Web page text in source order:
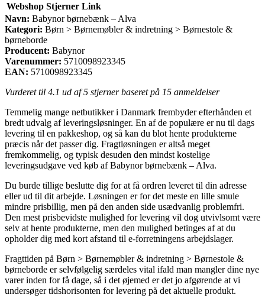
Webshop Stjerner Link
Navn: Babynor børnebænk – Alva
Kategori: Børn > Børnemøbler & indretning > Børnestole &
børneborde
Producent: Babynor
Varenummer: 5710098923345
EAN: 5710098923345
Vurderet til 4.1 ud af 5 stjerner baseret på 15 anmeldelser
Temmelig mange netbutikker i Danmark frembyder efterhånden et
bredt udvalg af leveringsløsninger. En af de populære er nu til dags
levering til en pakkeshop, og så kan du blot hente produkterne
præcis når det passer dig. Fragtløsningen er altså meget
fremkommelig, og typisk desuden den mindst kostelige
leveringsudgave ved køb af Babynor børnebænk – Alva.
Du burde tillige beslutte dig for at få ordren leveret til din adresse
eller ud til dit arbejde. Løsningen er for det meste en lille smule
mindre prisbillig, men på den anden side usædvanlig problemfri.
Den mest prisbevidste mulighed for levering vil dog utvivlsomt være
selv at hente produkterne, men den mulighed betinges af at du
opholder dig med kort afstand til e-forretningens arbejdslager.
Fragttiden på Børn > Børnemøbler & indretning > Børnestole &
børneborde er selvfølgelig særdeles vital ifald man mangler dine nye
varer inden for få dage, så i det øjemed er det jo afgørende at vi
undersøger tidshorisonten for levering på det aktuelle produkt.